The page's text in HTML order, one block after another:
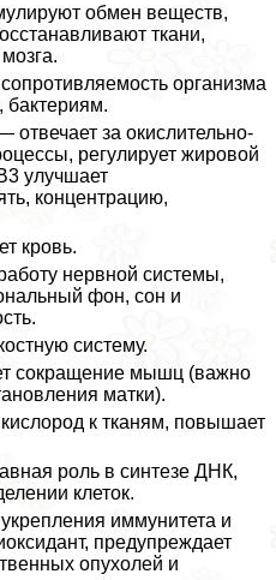
обмен веществ,
ткани,
организма
бактериям.
отвечает за окислительно-
регулирует жировой
улучшает
концентрацию,
кровь.
нервной системы,
фон, сон и
систему.
сокращение мышц (важно
матки).
к тканям, повышает
роль в синтезе ДНК,
клеток.
иммунитета и
предупреждает
опухолей и